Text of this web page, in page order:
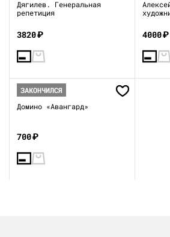
Дягилев. Генеральная
репетиция
3820₽ 4000₽
ЗАКОНЧИЛСЯ
Домино «Авангард»
700₽